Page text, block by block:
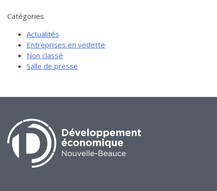
Catégories
Actualités
Entreprises en vedette
Non classé
Salle de presse